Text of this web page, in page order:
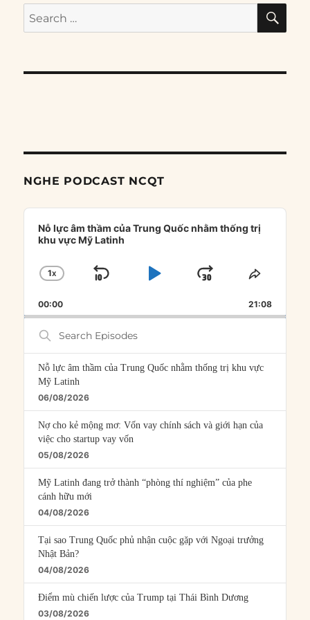
Search
for:
NGHE PODCAST NCQT
Audio
Player
Nỗ lực âm thầm của Trung Quốc nhằm thống trị
khu vực Mỹ Latinh
CHANGE
RATE
1X
SKIP
PLAYJUMP
FORWARD
SHARE
00:00 21:08
Search
Episodes
Nỗ lực âm thầm của Trung Quốc nhằm thống trị khu vực
Mỹ Latinh
06/08/2026
Nợ cho kẻ mộng mơ: Vốn vay chính sách và giới hạn của
việc cho startup vay vốn
05/08/2026
Mỹ Latinh đang trở thành “phòng thí nghiệm” của phe
cánh hữu mới
04/08/2026
Tại sao Trung Quốc phủ nhận cuộc gặp với Ngoại trưởng
Nhật Bản?
04/08/2026
Điểm mù chiến lược của Trump tại Thái Bình Dương
03/08/2026